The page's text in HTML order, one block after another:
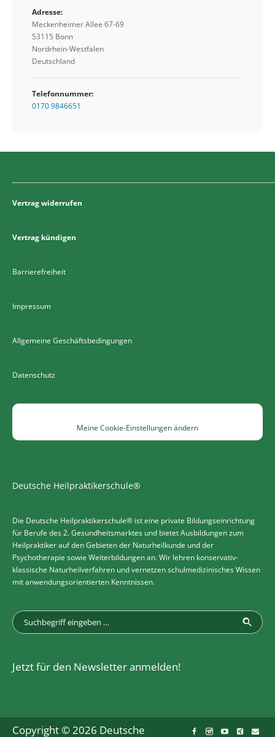
Adresse:
Meckenheimer Allee 67-69
53115 Bonn
Nordrhein-Westfalen
Deutschland
Telefonnummer:
0170 9846651
Vertrag widerrufen
Vertrag kündigen
Barrierefreiheit
Impressum
Allgemeine Geschäftsbedingungen
Datenschutz
Meine Cookie-Einstellungen ändern
Deutsche Heilpraktikerschule®
Die Deutsche Heilpraktikerschule® ist eine private Bildungseinrichtung
für Berufe des 2. Gesundheitsmarktes und bietet Ausbildungen zum
Heilpraktiker auf den Gebieten der Naturheilkunde und der
Psychotherapie sowie Weiterbildungen an. Wir lehren konservativ-
klassische Naturheilverfahren und vernetzen schulmedizinisches Wissen
mit anwendungsorientierten Kenntnissen.
Jetzt für den Newsletter anmelden!
Copyright © 2026 Deutsche